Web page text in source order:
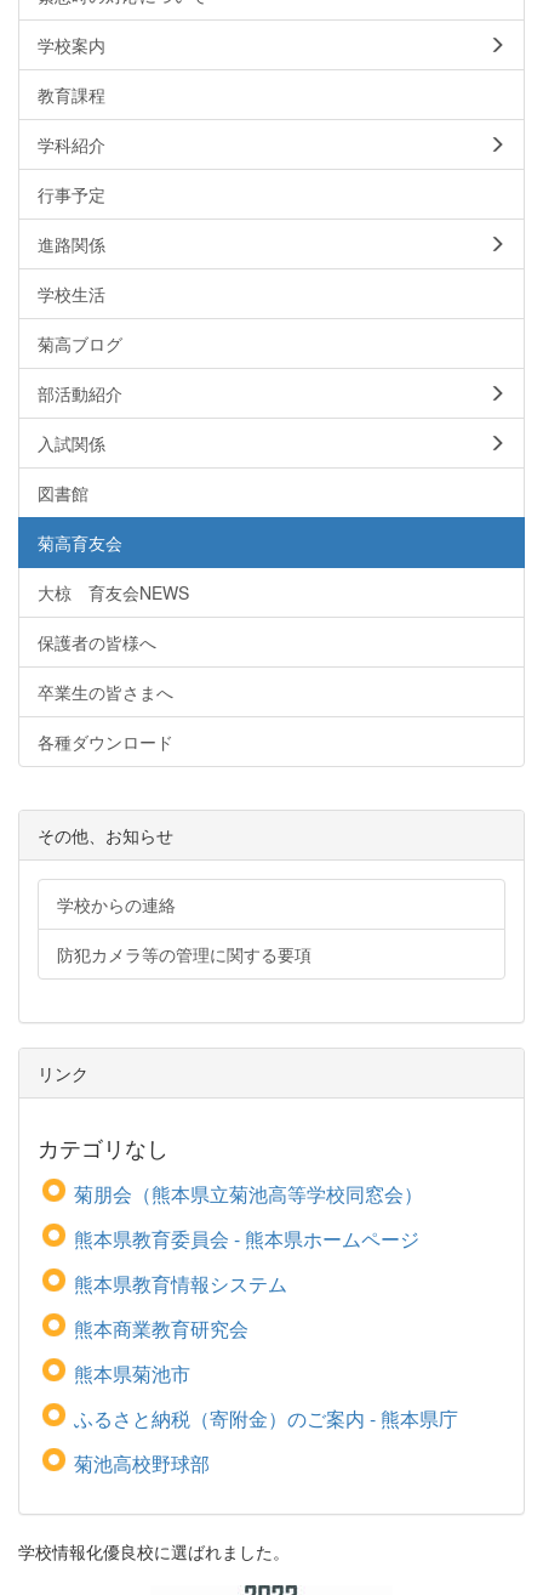
学校案内
教育課程
学科紹介
行事予定
進路関係
学校生活
菊高ブログ
部活動紹介
入試関係
図書館
菊高育友会
大椋 育友会NEWS
保護者の皆様へ
卒業生の皆さまへ
各種ダウンロード
その他、お知らせ
学校からの連絡
防犯カメラ等の管理に関する要項
リンク
カテゴリなし
菊朋会（熊本県立菊池高等学校同窓会）
熊本県教育委員会 - 熊本県ホームページ
熊本県教育情報システム
熊本商業教育研究会
熊本県菊池市
ふるさと納税（寄附金）のご案内 - 熊本県庁
菊池高校野球部
学校情報化優良校に選ばれました。